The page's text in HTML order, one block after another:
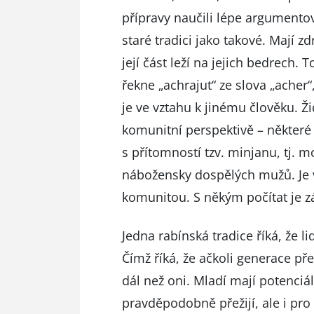
přípravy naučili lépe
staré tradici jako takové. Mají
její část leží na jejich bedrech.
řekne „achrajut“ ze slova
je ve vztahu k jinému člověku.
komunitní perspektivě –
s přítomností tzv. minjanu, tj.
nábožensky dospělých mužů.
komunitou. S někým počítat je
Jedna rabínská tradice říká, že
Čímž říká, že ačkoli generace
dál než oni. Mladí mají
pravděpodobně přežijí, ale i